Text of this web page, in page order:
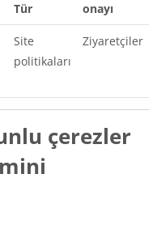
Tür
onayı
Site
politikaları
Ziyaretçiler
çerezler